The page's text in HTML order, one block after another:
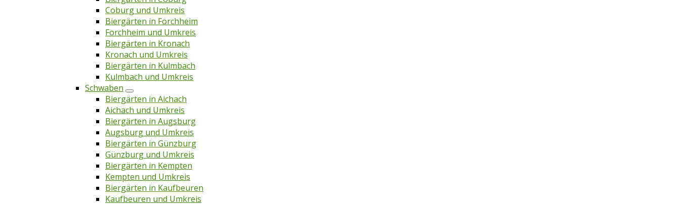
Coburg und Umkreis
Biergärten in Forchheim
Forchheim und Umkreis
Biergärten in Kronach
Kronach und Umkreis
Biergärten in Kulmbach
Kulmbach und Umkreis
Schwaben
Biergärten in Aichach
Aichach und Umkreis
Biergärten in Augsburg
Augsburg und Umkreis
Biergärten in Günzburg
Günzburg und Umkreis
Biergärten in Kempten
Kempten und Umkreis
Biergärten in Kaufbeuren
Kaufbeuren und Umkreis